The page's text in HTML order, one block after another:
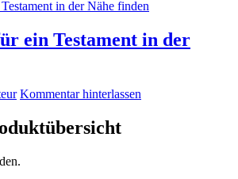
ein Testament in der
Kommentar hinterlassen